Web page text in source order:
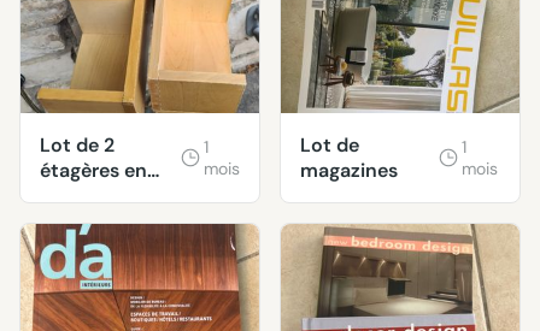
Lot de 2
étagères en
bois
1
mois
Lot de
magazines
1
mois